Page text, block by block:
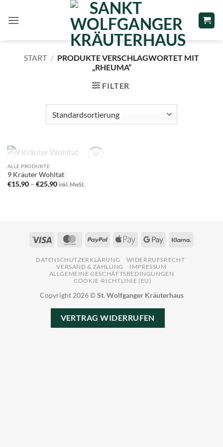
Inhalt
START / PRODUKTE VERSCHLAGWORTET MIT
„RHEUMA“
FILTER
NICHT VORRÄTIG
ALLE PRODUKTE
9 Kräuter Wohltat
€15,90– €25,90 inkl. MwSt.
Visa MasterCardPayPal
Apple
Google
DATENSCHUTZERKLÄRUNG
WIDERRUFSRECHT
VERSAND & ZAHLUNG
IMPRESSUM
ALLGEMEINE GESCHÄFTSBEDINGUNGEN
COOKIE-RICHTLINIE (EU)
Copyright 2026 ©St. Wolfganger Kräuterhaus
VERTRAG WIDERRUFEN